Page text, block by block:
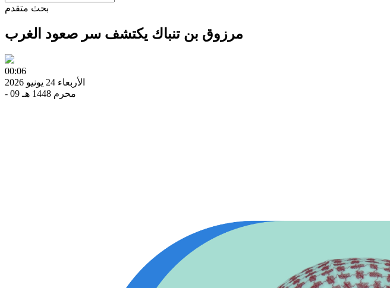
بحث متقدم
مرزوق بن تنباك يكتشف سر صعود الغرب
00:06
الأربعاء 24 يونيو 2026
- 09 محرم 1448 هـ